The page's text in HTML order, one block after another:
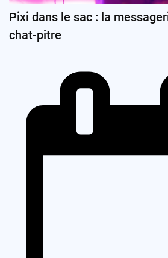
Pixi dans le sac : la
chat-pitre